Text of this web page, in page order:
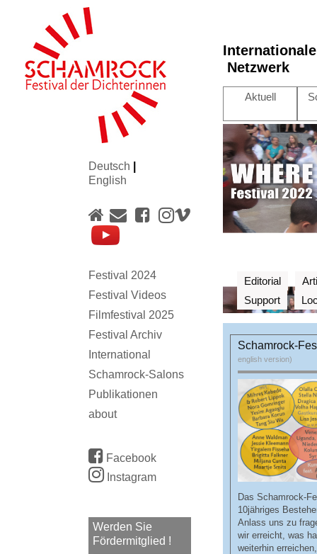
Deutsch
English
Festival 2024
Festival Videos
Filmfestival 2025
Festival Archiv
International
Schamrock-Salons
Publikationen
about
Facebook
Instagram
Werden Sie
Fördermitglied !
Netzwerk
Aktuell
Editorial
Support
Schamrock-
english version)
Das Schamrock-
10jähriges
Anlass uns zu
wir erreicht, was
weiterhin